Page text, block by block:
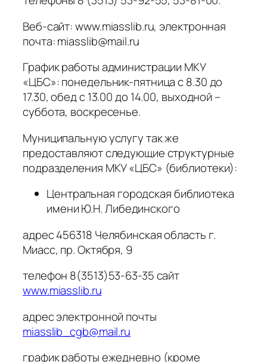
Веб-сайт: www.miasslib.ru, электронная
почта: miasslib@mail.ru
График работы администрации МКУ
«ЦБС»: понедельник-пятница с 8.30 до
17.30, обед с 13.00 до 14.00, выходной –
суббота, воскресенье.
Муниципальную услугу так же
предоставляют следующие структурные
подразделения МКУ «ЦБС» (библиотеки):
Центральная городская библиотека
имени Ю.Н. Либединского
адрес 456318 Челябинская область г.
Миасс, пр. Октября, 9
телефон 8(3513)53-63-35 сайт
www.miasslib.ru
адрес электронной почты
miasslib_cgb@mail.ru
график работы ежедневно (кроме